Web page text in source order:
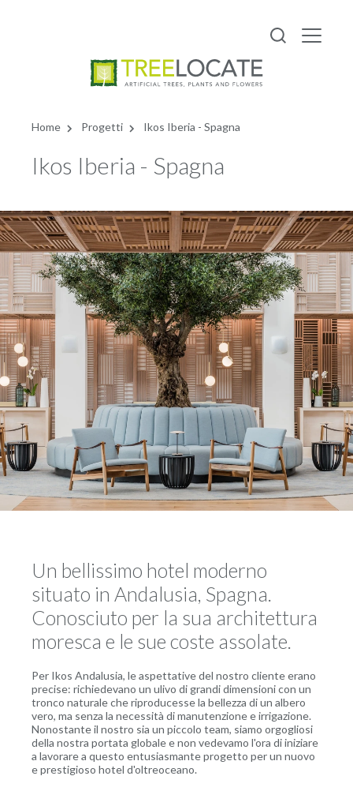
Home Progetti Ikos Iberia - Spagna
Ikos Iberia - Spagna
Un bellissimo hotel moderno
situato in Andalusia, Spagna.
Conosciuto per la sua architettura
moresca e le sue coste assolate.
Per Ikos Andalusia, le aspettative del nostro cliente erano
precise: richiedevano un ulivo di grandi dimensioni con un
tronco naturale che riproducesse la bellezza di un albero
vero, ma senza la necessità di manutenzione e irrigazione.
Nonostante il nostro sia un piccolo team, siamo orgogliosi
della nostra portata globale e non vedevamo l'ora di iniziare
a lavorare a questo entusiasmante progetto per un nuovo
e prestigioso hotel d'oltreoceano.